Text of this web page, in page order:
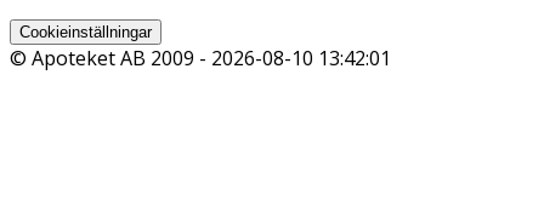
Cookieinställningar
© Apoteket AB 2009 - 2026-08-10 13:42:01